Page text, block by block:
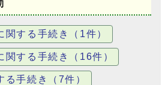
関する手続き（1件）
関する手続き（16件）
る手続き（7件）